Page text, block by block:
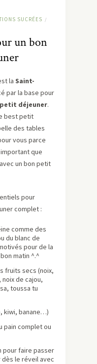
SUCRÉES /
un bon
la Saint-
par la base pour
déjeuner.
best petit
des tables
vous parce
que
un bon petit
pour
complet :
comme des
du blanc de
pour de la
matin ^.^
fruits secs (noix,
de cajou,
toussa tu
kiwi, banane…)
pain complet ou
pour faire passer
le réveil avec